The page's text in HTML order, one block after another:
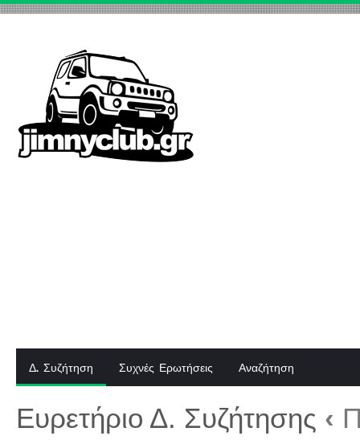
Δ. Συζήτηση Συχνές Ερωτήσεις Αναζήτηση
Ευρετήριο Δ. Συζήτησης ‹